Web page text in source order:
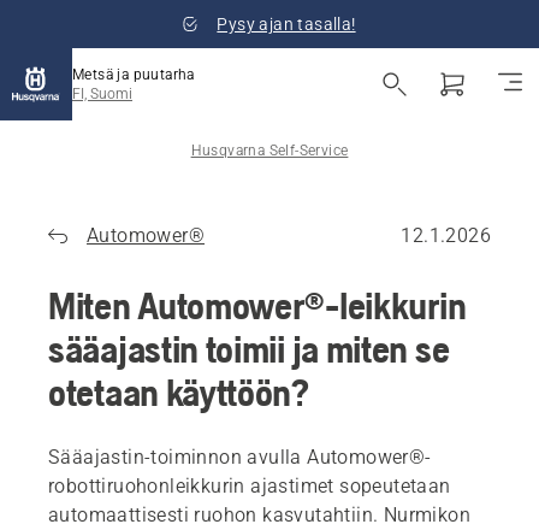
Pysy ajan tasalla!
Metsä ja puutarha
FI, Suomi
Husqvarna Self-Service
Automower® 12.1.2026
Miten Automower®-leikkurin
sääajastin toimii ja miten se
otetaan käyttöön?
Sääajastin-toiminnon avulla Automower®-
robottiruohonleikkurin ajastimet sopeutetaan
automaattisesti ruohon kasvutahtiin. Nurmikon